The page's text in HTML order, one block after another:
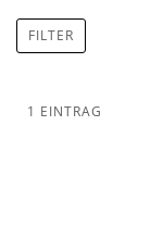
1 EINTRAG
FILTER